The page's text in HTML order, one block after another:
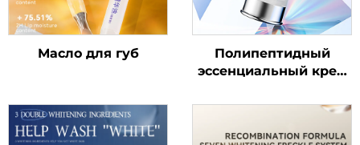
Масло для губ
Полипептидный
эссенциальный крем